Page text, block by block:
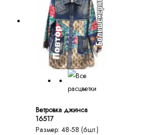
Ветровка джинса
16517
Размер: 48-58 (6шт.)